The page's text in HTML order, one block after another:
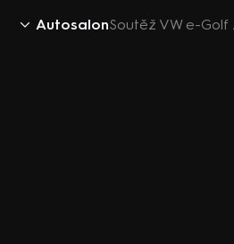
AutosalonSoutěž VW e-Golf